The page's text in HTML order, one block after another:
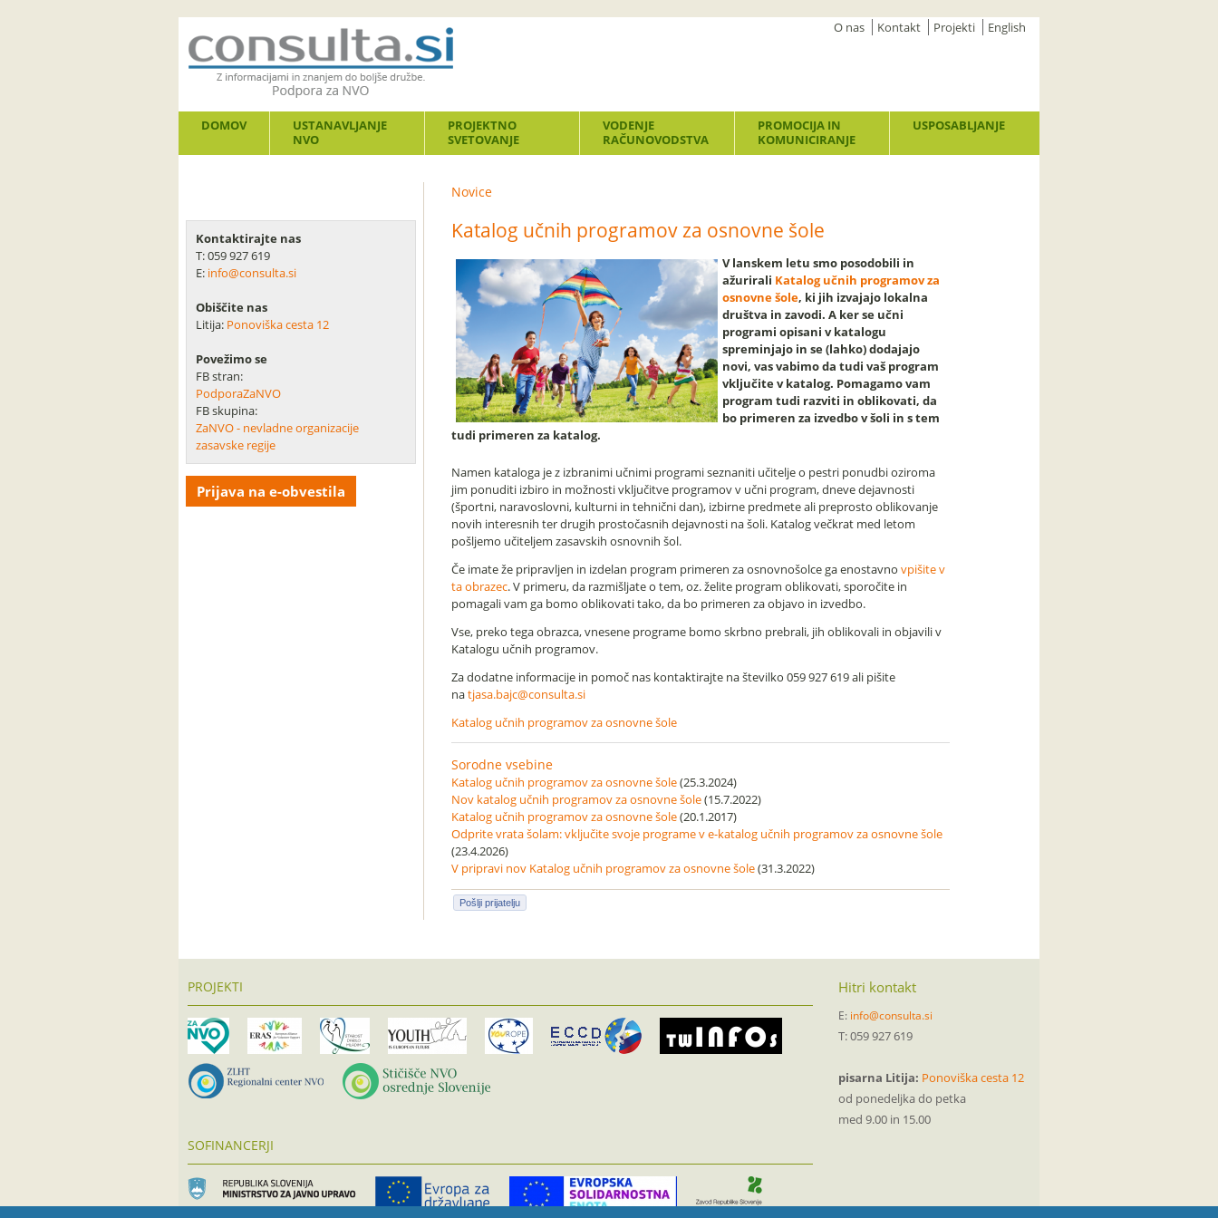
O nas Kontakt Projekti English
DOMOV
USTANAVLJANJE
NVO
PROJEKTNO
SVETOVANJE
VODENJE
RAČUNOVODSTVA
PROMOCIJA IN
KOMUNICIRANJE
USPOSABLJANJE
Kontaktirajte nas
T: 059 927 619
E: info@consulta.si
Obiščite nas
Litija: Ponoviška cesta 12
Povežimo se
FB stran:
PodporaZaNVO
FB skupina:
ZaNVO - nevladne organizacije
zasavske regije
Prijava na e-obvestila
Novice
Katalog učnih programov za osnovne šole
V lanskem letu smo posodobili in
ažurirali Katalog učnih programov za
osnovne šole, ki jih izvajajo lokalna
društva in zavodi. A ker se učni
programi opisani v katalogu
spreminjajo in se (lahko) dodajajo
novi, vas vabimo da tudi vaš program
vključite v katalog. Pomagamo vam
program tudi razviti in oblikovati, da
bo primeren za izvedbo v šoli in s tem
tudi primeren za katalog.
Namen kataloga je z izbranimi učnimi programi seznaniti učitelje o pestri ponudbi oziroma
jim ponuditi izbiro in možnosti vključitve programov v učni program, dneve dejavnosti
(športni, naravoslovni, kulturni in tehnični dan), izbirne predmete ali preprosto oblikovanje
novih interesnih ter drugih prostočasnih dejavnosti na šoli. Katalog večkrat med letom
pošljemo učiteljem zasavskih osnovnih šol.
Če imate že pripravljen in izdelan program primeren za osnovnošolce ga enostavno vpišite v
ta obrazec. V primeru, da razmišljate o tem, oz. želite program oblikovati, sporočite in
pomagali vam ga bomo oblikovati tako, da bo primeren za objavo in izvedbo.
Vse, preko tega obrazca, vnesene programe bomo skrbno prebrali, jih oblikovali in objavili v
Katalogu učnih programov.
Za dodatne informacije in pomoč nas kontaktirajte na številko 059 927 619 ali pišite
natjasa.bajc@consulta.si
Katalog učnih programov za osnovne šole
Sorodne vsebine
Katalog učnih programov za osnovne šole(25.3.2024)
Nov katalog učnih programov za osnovne šole(15.7.2022)
Katalog učnih programov za osnovne šole(20.1.2017)
Odprite vrata šolam: vključite svoje programe v e-katalog učnih programov za osnovne šole
(23.4.2026)
V pripravi nov Katalog učnih programov za osnovne šole(31.3.2022)
Pošlji prijatelju
PROJEKTI
SOFINANCERJI
Hitri kontakt
E: info@consulta.si
T: 059 927 619
pisarna Litija: Ponoviška cesta 12
od ponedeljka do petka
med 9.00 in 15.00